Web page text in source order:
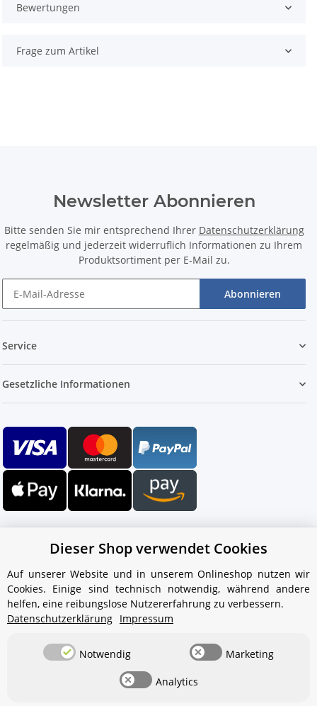
Bewertungen
Frage zum Artikel
Newsletter Abonnieren
Bitte senden Sie mir entsprechend Ihrer Datenschutzerklärung
regelmäßig und jederzeit widerruflich Informationen zu Ihrem
Produktsortiment per E-Mail zu.
Abonnieren
Service
Gesetzliche Informationen
Ihr WhatsApp-Kontakt zum
Service Team
von Aquintos-Wasseraufbereitung
Hallo und herzlich willkommen
Dieser Shop verwendet Cookies
Auf unserer Website und in unserem Onlineshop nutzen wir
Cookies. Einige sind technisch notwendig, während andere
helfen, eine reibungslose Nutzererfahrung zu verbessern.
Datenschutzerklärung Impressum
Notwendig Marketing
Analytics